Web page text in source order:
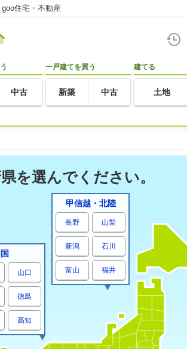
住宅・不動産
中古
一戸建てを買う
新築 中古
建てる
土地
を選んでください。
甲信越・北陸
長野 山梨
新潟 石川
富山 福井
山口
徳島
高知